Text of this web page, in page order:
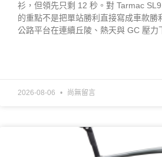
衫，但領先只剩 12 秒。對 Tarmac
的重點不是把單站勝利直接寫成車款勝
公路平台在連續丘陵、熱天與 GC 壓力
2026-08-06 尚無留言